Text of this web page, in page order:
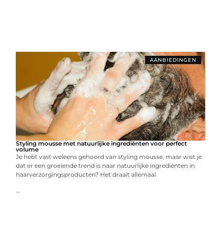
AANBIEDINGEN
Styling mousse met natuurlijke ingrediënten voor perfect
volume
Je hebt vast weleens gehoord van styling mousse, maar wist je
dat er een groeiende trend is naar natuurlijke ingrediënten in
haarverzorgingsproducten? Het draait allemaal
...